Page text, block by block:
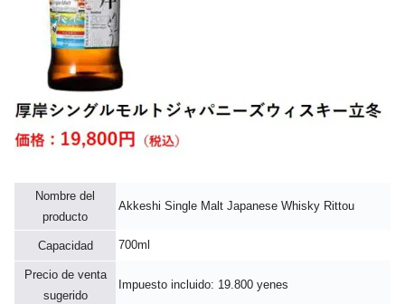
Nombre del
producto
Akkeshi Single Malt Japanese Whisky Rittou
Capacidad 700ml
Precio de venta
sugerido
Impuesto incluido: 19.800 yenes